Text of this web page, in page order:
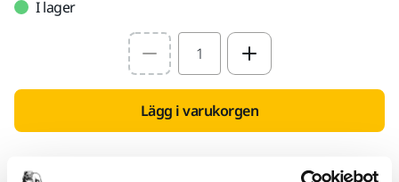
I lager
Select quantity value
Lägg i varukorgen
Hitta en återförsäljare